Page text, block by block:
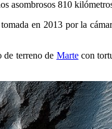
asombrosos 810
en 2013 por la
de terreno de Martecon